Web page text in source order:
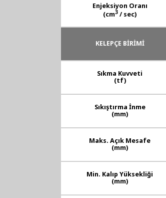
Enjeksiyon Oranı
(cm3 / sec)
KELEPÇE BİRİMİ
Sıkma Kuvveti
(tf)
Sıkıştırma İnme
(mm)
Maks. Açık Mesafe
(mm)
Min. Kalıp Yüksekliği
(mm)